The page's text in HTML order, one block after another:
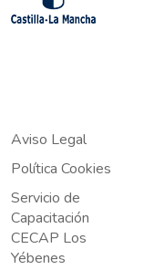
Aviso Legal
Política Cookies
Servicio de
Capacitación
CECAP Los
Yébenes